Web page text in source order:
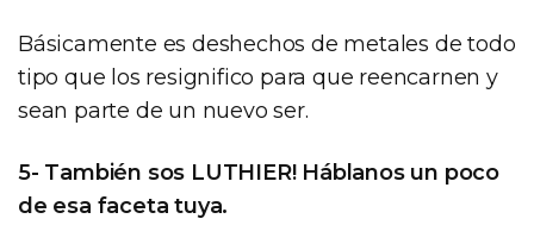
Básicamente es deshechos de metales de todo
tipo que los resignifico para que reencarnen y
sean parte de un nuevo ser.
5- También sos LUTHIER! Háblanos un poco
de esa faceta tuya.